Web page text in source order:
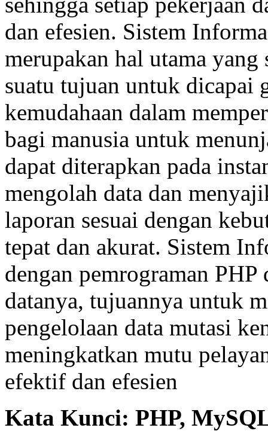
dan efesien. Sistem
merupakan hal utama
suatu tujuan untuk dicapai
kemudahaan dalam
bagi manusia untuk
dapat diterapkan pada
mengolah data dan
laporan sesuai dengan
tepat dan akurat. Sistem
dengan pemrograman
datanya, tujuannya untuk
pengelolaan data mutasi
meningkatkan mutu
efektif dan efesien
Kata Kunci: PHP,